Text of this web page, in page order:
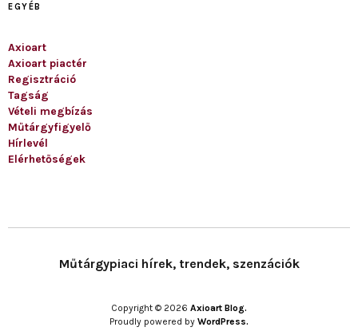
EGYÉB
Axioart
Axioart piactér
Regisztráció
Tagság
Vételi megbízás
Műtárgyfigyelő
Hírlevél
Elérhetőségek
Műtárgypiaci hírek, trendek, szenzációk
Copyright © 2026 Axioart Blog.
Proudly powered by WordPress.